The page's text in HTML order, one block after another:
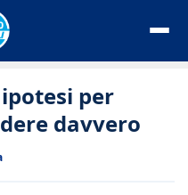
per
davvero